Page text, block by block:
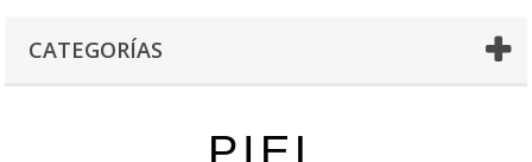
CATEGORÍAS
PIEL